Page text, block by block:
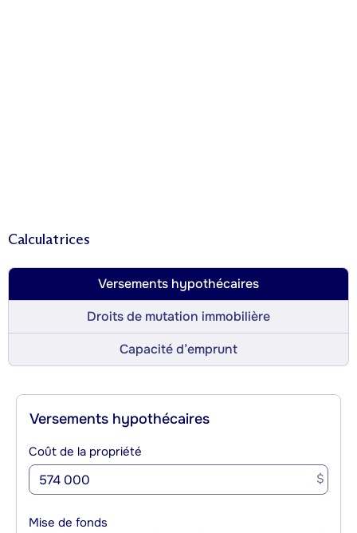
Calculatrices
Versements hypothécaires
Droits de mutation immobilière
Capacité d’emprunt
Versements hypothécaires
Coût de la propriété
$
Mise de fonds